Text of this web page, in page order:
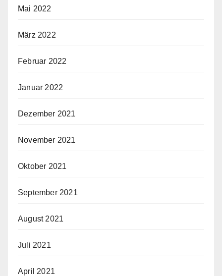
Mai 2022
März 2022
Februar 2022
Januar 2022
Dezember 2021
November 2021
Oktober 2021
September 2021
August 2021
Juli 2021
April 2021